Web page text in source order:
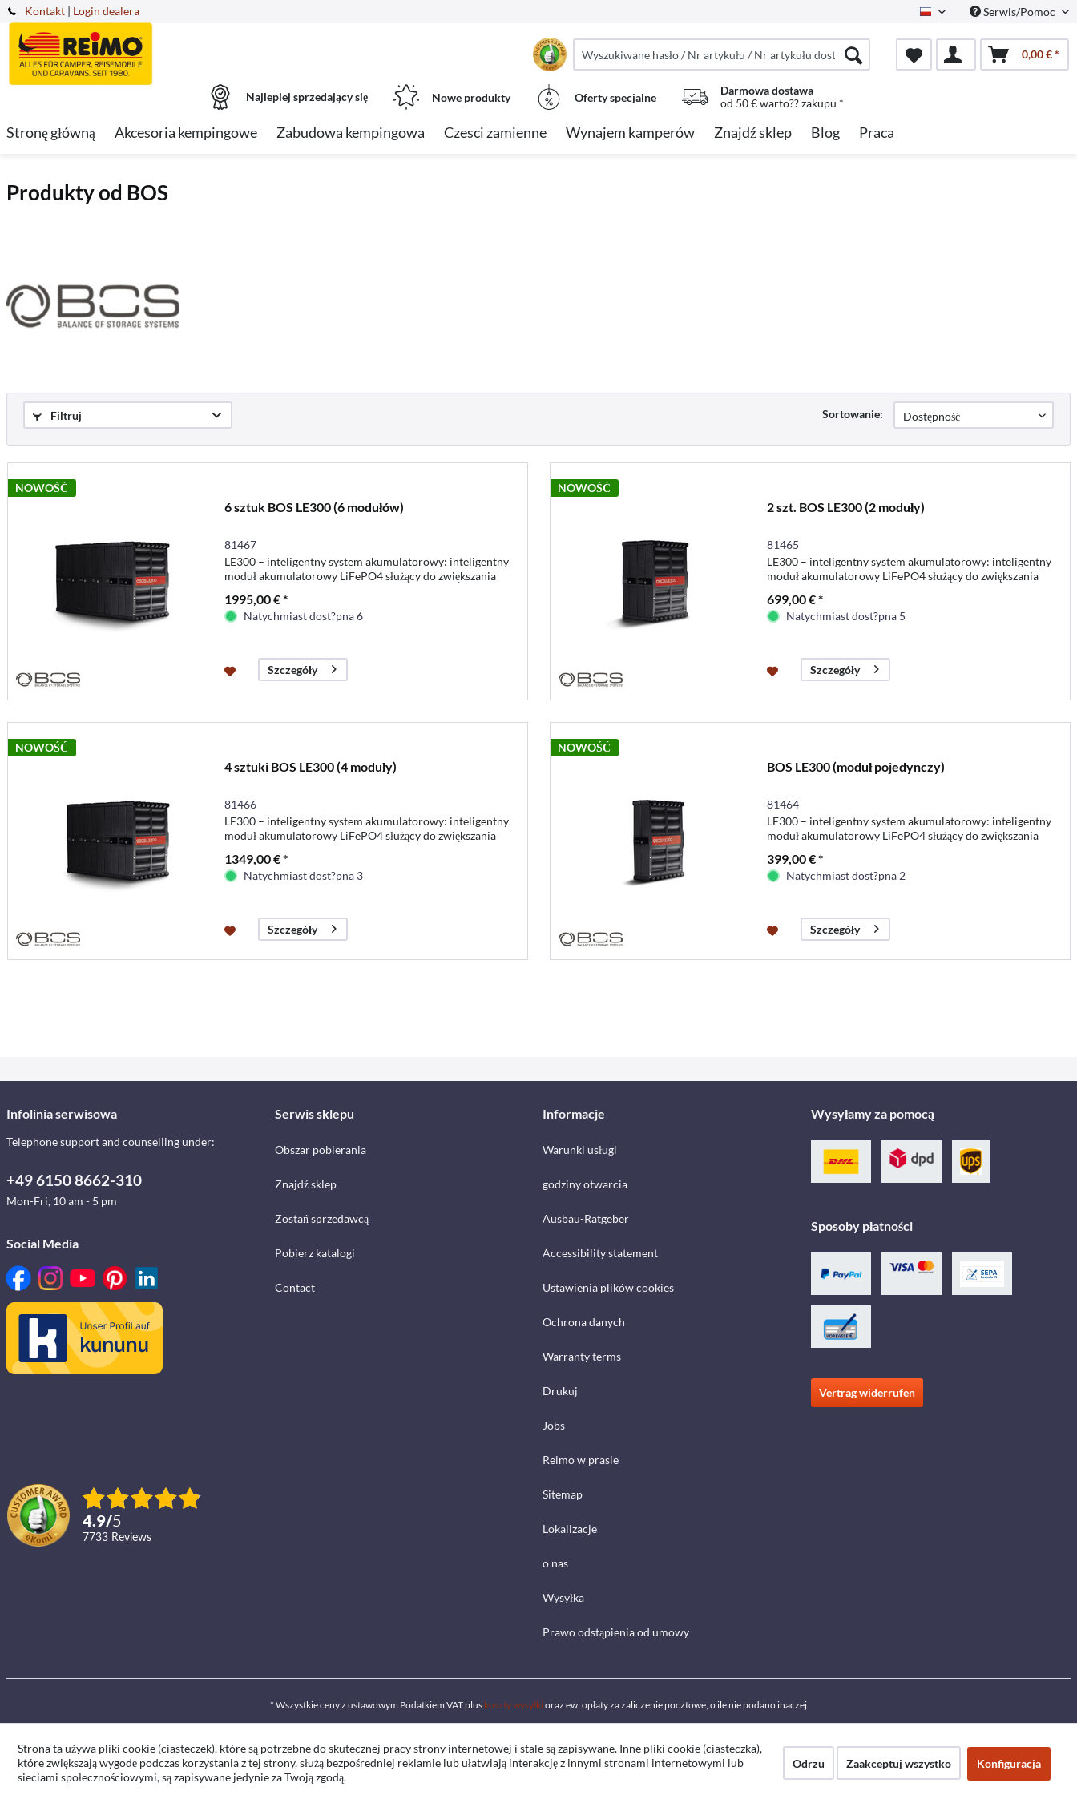
Kontakt Polish Serwis/Pomoc
| Login dealera
0,00 € *
Najlepiej sprzedający się Nowe produkty Oferty specjalne
Darmowa dostawa
od 50 € warto?? zakupu *
Stronę główną Akcesoria kempingowe Zabudowa kempingowa Czesci zamienne Wynajem kamperów Znajdź sklep Blog Praca
Produkty od BOS
Filtruj Sortowanie:
NOWOŚĆ
6 sztuk BOS LE300 (6 modułów)
81467
LE300 – inteligentny system akumulatorowy: inteligentny
moduł akumulatorowy LiFePO4 służący do zwiększania
lub żelowych
1995,00 € *
Natychmiast dost?pna 6
Szczegóły
NOWOŚĆ
2 szt. BOS LE300 (2 moduły)
81465
LE300 – inteligentny system akumulatorowy: inteligentny
moduł akumulatorowy LiFePO4 służący do zwiększania
lub żelowych
699,00 € *
Natychmiast dost?pna 5
Szczegóły
NOWOŚĆ
4 sztuki BOS LE300 (4 moduły)
81466
LE300 – inteligentny system akumulatorowy: inteligentny
moduł akumulatorowy LiFePO4 służący do zwiększania
lub żelowych
1349,00 € *
Natychmiast dost?pna 3
Szczegóły
NOWOŚĆ
BOS LE300 (moduł pojedynczy)
81464
LE300 – inteligentny system akumulatorowy: inteligentny
moduł akumulatorowy LiFePO4 służący do zwiększania
lub żelowych
399,00 € *
Natychmiast dost?pna 2
Szczegóły
Infolinia serwisowa
Telephone support and counselling under:
+49 6150 8662-310
Mon-Fri, 10 am - 5 pm
Social Media
4.9/5
7733 reviews
Serwis sklepu
Obszar pobierania
Znajdź sklep
Zostań sprzedawcą
Pobierz katalogi
Contact
Informacje
Warunki usługi
godziny otwarcia
Ausbau-Ratgeber
Accessibility statement
Ustawienia plików cookies
Ochrona danych
Warranty terms
Drukuj
Jobs
Reimo w prasie
Sitemap
Lokalizacje
o nas
Wysyłka
Prawo odstąpienia od umowy
Wysyłamy za pomocą
Sposoby płatności
Vertrag widerrufen
* Wszystkie ceny z ustawowym Podatkiem VAT plus koszty wysyłki oraz ew. opłaty za zaliczenie pocztowe, o ile nie podano inaczej
Strona ta używa pliki cookie (ciasteczek), które są potrzebne do skutecznej pracy strony internetowej i stale są zapisywane. Inne pliki cookie (ciasteczka),
które zwiększają wygodę podczas korzystania z tej strony, służą bezpośredniej reklamie lub ułatwiają interakcję z innymi stronami internetowymi lub
sieciami społecznościowymi, są zapisywane jedynie za Twoją zgodą.
Odrzu Zaakceptuj wszystko Konfiguracja